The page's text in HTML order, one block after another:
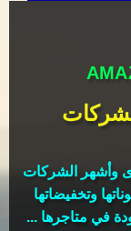
وأشهر الشركات
وتخفيضاتها
في متاجرها ...